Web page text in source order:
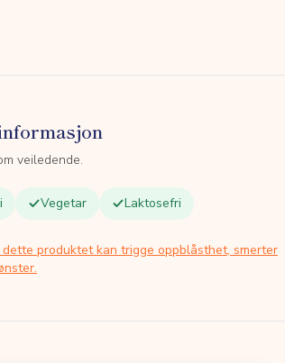
veiledende.
Vegetar Laktosefri
dette produktet kan trigge oppblåsthet, smerter